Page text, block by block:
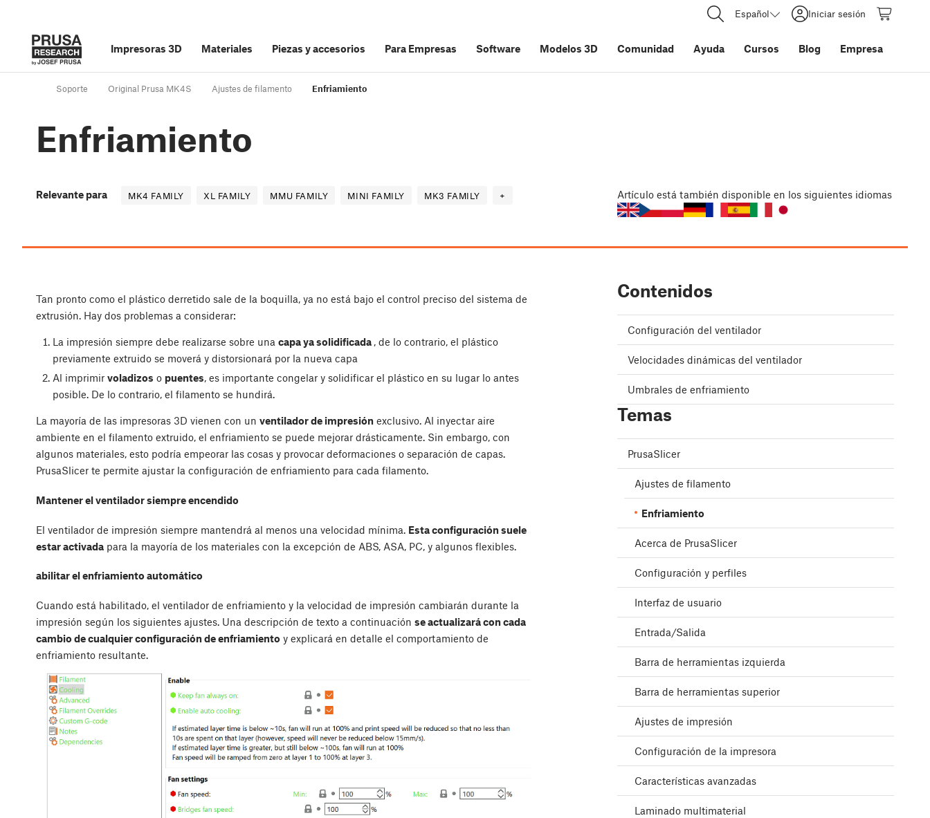
Español Iniciar sesión
Impresoras 3D Materiales Piezas y accesorios Para Empresas Software Modelos 3D Comunidad Ayuda Cursos Blog Empresa
Soporte Original Prusa MK4S Ajustes de filamento Enfriamiento
Enfriamiento
Relevante para MK4 FAMILY XL FAMILY MMU FAMILY MINI FAMILY MK3 FAMILY + Artículo está también disponible en los siguientes idiomas
Tan pronto como el plástico derretido sale de la boquilla, ya no está bajo el control preciso del sistema de
extrusión. Hay dos problemas a considerar:
La impresión siempre debe realizarse sobre una capa ya solidificada , de lo contrario, el plástico
previamente extruido se moverá y distorsionará por la nueva capa
Al imprimir voladizos o puentes, es importante congelar y solidificar el plástico en su lugar lo antes
posible. De lo contrario, el filamento se hundirá.
La mayoría de las impresoras 3D vienen con un ventilador de impresión exclusivo. Al inyectar aire
ambiente en el filamento extruido, el enfriamiento se puede mejorar drásticamente. Sin embargo, con
algunos materiales, esto podría empeorar las cosas y provocar deformaciones o separación de capas.
PrusaSlicer te permite ajustar la configuración de enfriamiento para cada filamento.
Mantener el ventilador siempre encendido
El ventilador de impresión siempre mantendrá al menos una velocidad mínima. Esta configuración suele
estar activada para la mayoría de los materiales con la excepción de ABS, ASA, PC, y algunos flexibles.
abilitar el enfriamiento automático
Cuando está habilitado, el ventilador de enfriamiento y la velocidad de impresión cambiarán durante la
impresión según los siguientes ajustes. Una descripción de texto a continuación se actualizará con cada
cambio de cualquier configuración de enfriamiento y explicará en detalle el comportamiento de
enfriamiento resultante.
Contenidos
Configuración del ventilador
Velocidades dinámicas del ventilador
Umbrales de enfriamiento
Temas
PrusaSlicer
Ajustes de filamento
Enfriamiento
Acerca de PrusaSlicer
Configuración y perfiles
Interfaz de usuario
Entrada/Salida
Barra de herramientas izquierda
Barra de herramientas superior
Ajustes de impresión
Configuración de la impresora
Características avanzadas
Laminado multimaterial